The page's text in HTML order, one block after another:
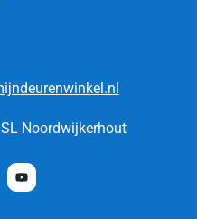
Noordwijkerhout